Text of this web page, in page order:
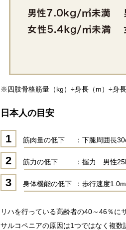
※四肢骨格筋量（kg）÷身長（m）÷身長
日本人の目安
1 筋肉量の低下 ：下腿周囲長
2 筋力の低下 ：握力 男性
3 身体機能の低下 ：歩行速度
リハを行っている高齢者の40～46％に
サルコペニアの原因は1つではなく複数